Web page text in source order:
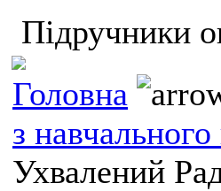
Підручники
Головна
з
Ухвалений